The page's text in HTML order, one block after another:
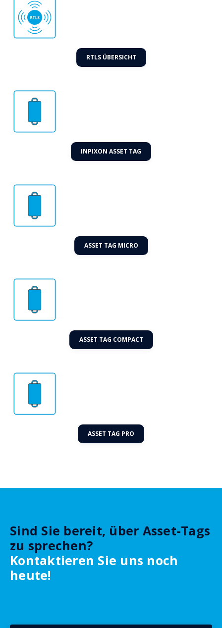
RTLS ÜBERSICHT
INPIXON ASSET TAG
ASSET TAG MICRO
ASSET TAG COMPACT
ASSET TAG PRO
Sind Sie bereit, über Asset-Tags
zu sprechen?
Kontaktieren Sie uns noch
heute!